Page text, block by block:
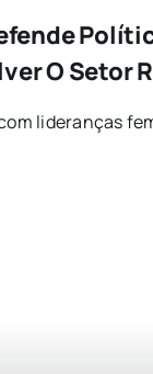
O Setor
lideranças